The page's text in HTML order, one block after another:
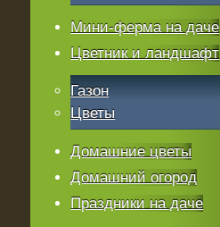
Мини-ферма на даче
Цветник и ландшафт
Газон
Цветы
Домашние цветы
Домашний огород
Праздники на даче